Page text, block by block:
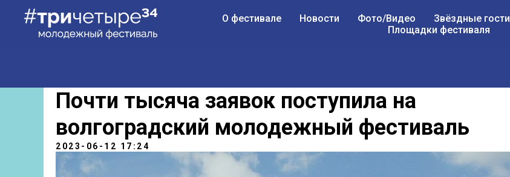
О фестивале Новости Фото/Видео Звёздные гости
Площадки фестиваля
Почти тысяча заявок поступила на
волгоградский молодежный фестиваль
2023-06-12 17:24